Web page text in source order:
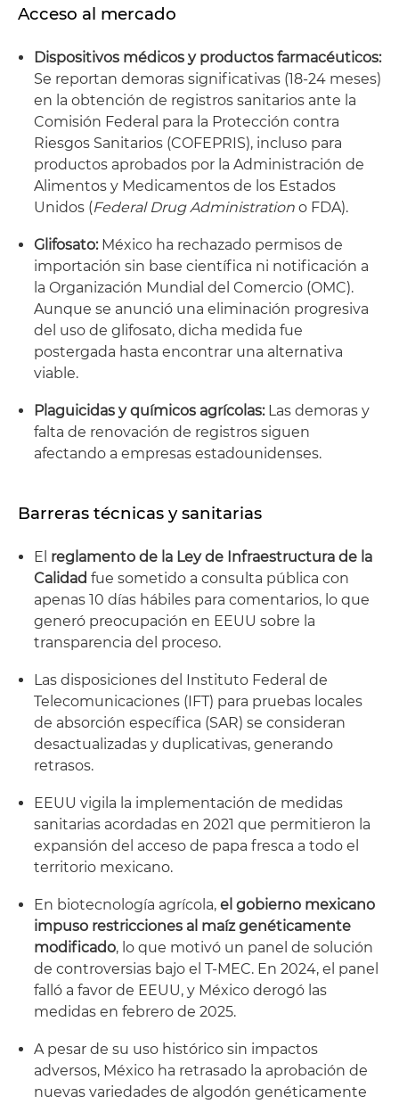
Acceso al mercado
Dispositivos médicos y productos farmacéuticos:
Se reportan demoras significativas (18-24 meses)
en la obtención de registros sanitarios ante la
Comisión Federal para la Protección contra
Riesgos Sanitarios (COFEPRIS), incluso para
productos aprobados por la Administración de
Alimentos y Medicamentos de los Estados
Unidos (Federal Drug Administration o FDA).
Glifosato:México ha rechazado permisos de
importación sin base científica ni notificación a
la Organización Mundial del Comercio (OMC).
Aunque se anunció una eliminación progresiva
del uso de glifosato, dicha medida fue
postergada hasta encontrar una alternativa
viable.
Plaguicidas y químicos agrícolas:Las demoras y
falta de renovación de registros siguen
afectando a empresas estadounidenses.
Barreras técnicas y sanitarias
El reglamento de la Ley de Infraestructura de la
Calidad fue sometido a consulta pública con
apenas 10 días hábiles para comentarios, lo que
generó preocupación en EEUU sobre la
transparencia del proceso.
Las disposiciones del Instituto Federal de
Telecomunicaciones (IFT) para pruebas locales
de absorción específica (SAR) se consideran
desactualizadas y duplicativas, generando
retrasos.
EEUU vigila la implementación de medidas
sanitarias acordadas en 2021 que permitieron la
expansión del acceso de papa fresca a todo el
territorio mexicano.
En biotecnología agrícola, el gobierno mexicano
impuso restricciones al maíz genéticamente
modificado, lo que motivó un panel de solución
de controversias bajo el T-MEC. En 2024, el panel
falló a favor de EEUU, y México derogó las
medidas en febrero de 2025.
A pesar de su uso histórico sin impactos
adversos, México ha retrasado la aprobación de
nuevas variedades de algodón genéticamente